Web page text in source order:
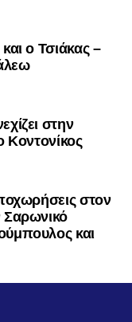
ο Τσιάκας –
στην
στον
Σαρωνικό
και